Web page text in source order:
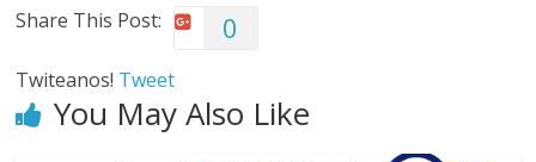
Share This Post: 0
Twiteanos! Tweet
You May Also Like